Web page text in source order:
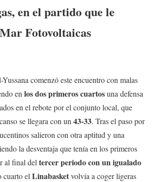
en el partido que le
Fotovoltaicas
comenzó este encuentro con malas
en los dos primeros cuartosuna defensa
en el rebote por el conjunto local, que
se llegara con un 43-33. Tras el paso por
salieron con otra aptitud y una
la desventaja que tenía en los primeros
al final del tercer periodo con un igualado
cuarto el Linabasketvolvía a coger ligeras